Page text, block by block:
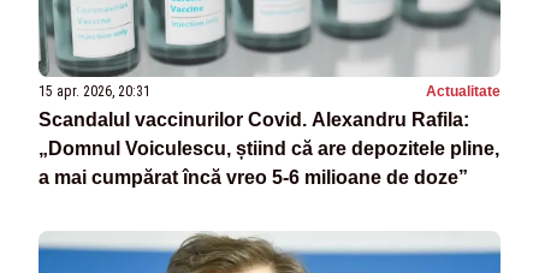
15 apr. 2026, 20:31 Actualitate
Scandalul vaccinurilor Covid. Alexandru Rafila:
„Domnul Voiculescu, știind că are depozitele pline,
a mai cumpărat încă vreo 5-6 milioane de doze”